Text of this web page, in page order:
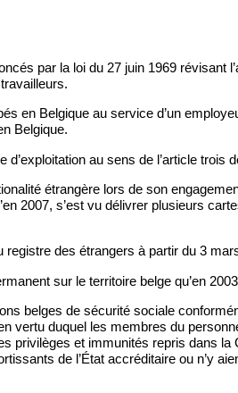
par la loi du 27 juin 1969 révisant
en Belgique au service d’un
Belgique.
au sens de l’article trois
étrangère lors de son
2007, s’est vu délivrer plusieurs
registre des étrangers à partir du 3
sur le territoire belge qu’en
belges de sécurité sociale
vertu duquel les membres du
privilèges et immunités repris dans la
de l’État accréditaire ou n’y